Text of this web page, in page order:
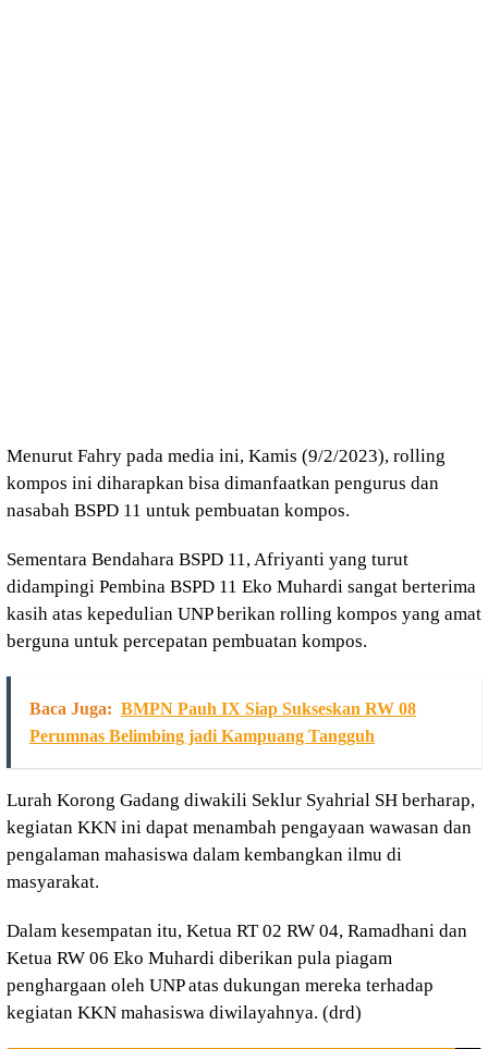
Menurut Fahry pada media ini, Kamis (9/2/2023), rolling
kompos ini diharapkan bisa dimanfaatkan pengurus dan
nasabah BSPD 11 untuk pembuatan kompos.
Sementara Bendahara BSPD 11, Afriyanti yang turut
didampingi Pembina BSPD 11 Eko Muhardi sangat berterima
kasih atas kepedulian UNP berikan rolling kompos yang amat
berguna untuk percepatan pembuatan kompos.
Baca Juga: BMPN Pauh IX Siap Sukseskan RW 08
Perumnas Belimbing jadi Kampuang Tangguh
Lurah Korong Gadang diwakili Seklur Syahrial SH berharap,
kegiatan KKN ini dapat menambah pengayaan wawasan dan
pengalaman mahasiswa dalam kembangkan ilmu di
masyarakat.
Dalam kesempatan itu, Ketua RT 02 RW 04, Ramadhani dan
Ketua RW 06 Eko Muhardi diberikan pula piagam
penghargaan oleh UNP atas dukungan mereka terhadap
kegiatan KKN mahasiswa diwilayahnya. (drd)